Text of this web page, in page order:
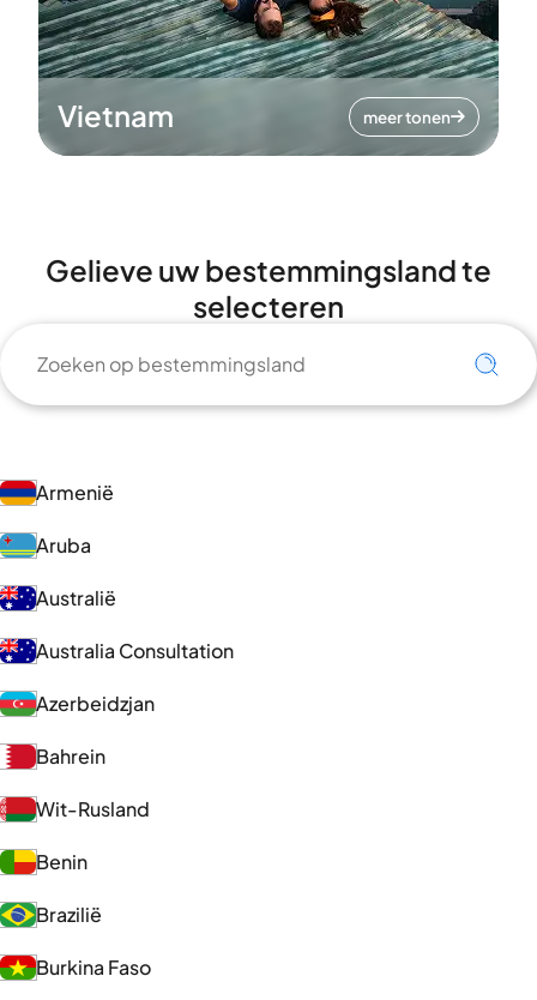
Vietnam meer tonen
Gelieve uw bestemmingsland te
selecteren
Armenië
Aruba
Australië
Australia Consultation
Azerbeidzjan
Bahrein
Wit-Rusland
Benin
Brazilië
Burkina Faso